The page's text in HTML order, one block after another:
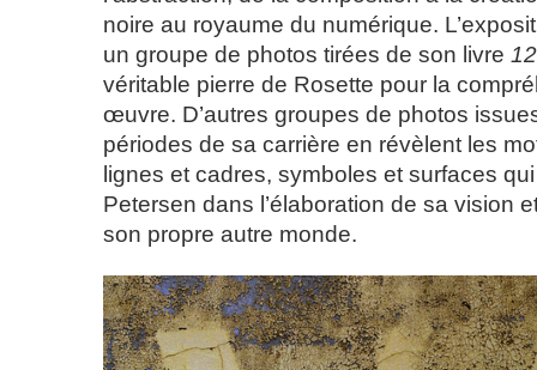
noire au royaume du numérique.
un groupe de photos tirées de son livre
véritable pierre de Rosette pour la
œuvre. D’autres groupes de photos
périodes de sa carrière en révèlent les
lignes et cadres, symboles et surfaces
Petersen dans l’élaboration de sa vision
son propre autre monde.